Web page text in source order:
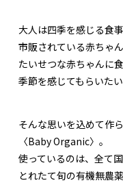
大人は四季を感じる食
市販されている赤ちゃ
たいせつな赤ちゃんに
季節を感じてもらいたい
そんな思いを込めて作
〈Baby Organic〉。
使っているのは、全て国
とれたて旬の有機無農